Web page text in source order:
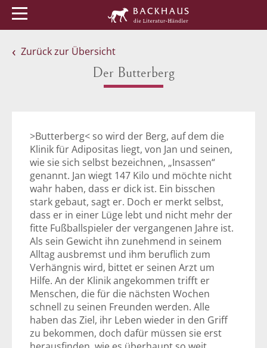
Zurück zur Übersicht
Der Butterberg
>Butterberg< so wird der Berg, auf dem die
Klinik für Adipositas liegt, von Jan und seinen,
wie sie sich selbst bezeichnen, „Insassen“
genannt. Jan wiegt 147 Kilo und möchte nicht
wahr haben, dass er dick ist. Ein bisschen
stark gebaut, sagt er. Doch er merkt selbst,
dass er in einer Lüge lebt und nicht mehr der
fitte Fußballspieler der vergangenen Jahre ist.
Als sein Gewicht ihn zunehmend in seinem
Alltag ausbremst und ihm beruflich zum
Verhängnis wird, bittet er seinen Arzt um
Hilfe. An der Klinik angekommen trifft er
Menschen, die für die nächsten Wochen
schnell zu seinen Freunden werden. Alle
haben das Ziel, ihr Leben wieder in den Griff
zu bekommen, doch dafür müssen sie erst